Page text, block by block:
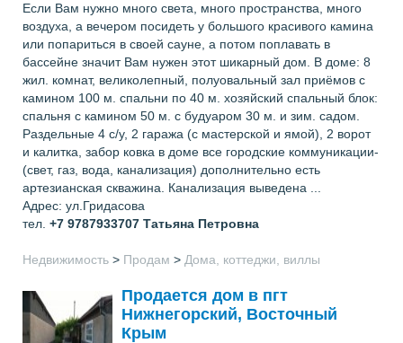
Если Вам нужно много света, много пространства, много
воздуха, а вечером посидеть у большого красивого камина
или попариться в своей сауне, а потом поплавать в
бассейне значит Вам нужен этот шикарный дом. В доме: 8
жил. комнат, великолепный, полуовальный зал приёмов с
камином 100 м. спальни по 40 м. хозяйский спальный блок:
спальня с камином 50 м. с будуаром 30 м. и зим. садом.
Раздельные 4 с/у, 2 гаража (с мастерской и ямой), 2 ворот
и калитка, забор ковка в доме все городские коммуникации-
(свет, газ, вода, канализация) дополнительно есть
артезианская скважина. Канализация выведена ...
Адрес: ул.Гридасова
тел. +7 9787933707 Татьяна Петровна
Недвижимость > Продам > Дома, коттеджи, виллы
Продается дом в пгт
Нижнегорский, Восточный
Крым